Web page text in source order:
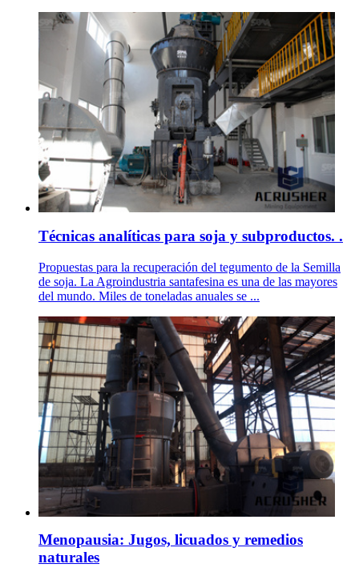
Técnicas analíticas para soja y subproductos. .
Propuestas para la recuperación del tegumento de la Semilla
de soja. La Agroindustria santafesina es una de las mayores
del mundo. Miles de toneladas anuales se ...
Menopausia: Jugos, licuados y remedios
naturales